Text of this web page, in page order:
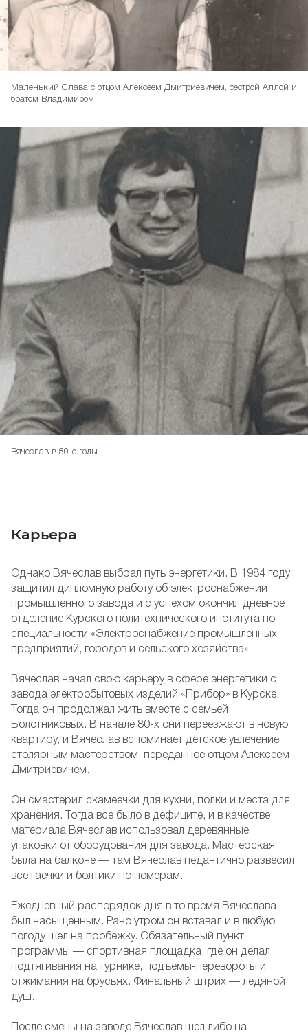
Маленький Слава с отцом Алексеем Дмитриевичем, сестрой Аллой и
братом Владимиром
Вячеслав в 80-е годы
Карьера
Однако Вячеслав выбрал путь энергетики. В 1984 году
защитил дипломную работу об электроснабжении
промышленного завода и с успехом окончил дневное
отделение Курского политехнического института по
специальности «Электроснабжение промышленных
предприятий, городов и сельского хозяйства».
Вячеслав начал свою карьеру в сфере энергетики с
завода электробытовых изделий «Прибор» в Курске.
Тогда он продолжал жить вместе с семьей
Болотниковых. В начале 80-х они переезжают в новую
квартиру, и Вячеслав вспоминает детское увлечение
столярным мастерством, переданное отцом Алексеем
Дмитриевичем.
Он смастерил скамеечки для кухни, полки и места для
хранения. Тогда все было в дефиците, и в качестве
материала Вячеслав использовал деревянные
упаковки от оборудования для завода. Мастерская
была на балконе — там Вячеслав педантично развесил
все гаечки и болтики по номерам.
Ежедневный распорядок дня в то время Вячеслава
был насыщенным. Рано утром он вставал и в любую
погоду шел на пробежку. Обязательный пункт
программы — спортивная площадка, где он делал
подтягивания на турнике, подъемы-перевороты и
отжимания на брусьях. Финальный штрих — ледяной
душ.
После смены на заводе Вячеслав шел либо на